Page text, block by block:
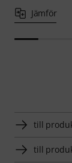
Jämför
till
till